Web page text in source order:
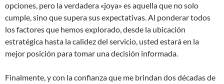
opciones, pero la verdadera «joya» es aquella que no solo
cumple, sino que supera sus expectativas. Al ponderar todos
los factores que hemos explorado, desde la ubicación
estratégica hasta la calidez del servicio, usted estará en la
mejor posición para tomar una decisión informada.
Finalmente, y con la confianza que me brindan dos décadas de